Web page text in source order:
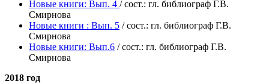
Новые книги: Вып. 4 / сост.: гл. библиограф Г.В.
Смирнова
Новые книги : Вып. 5 / сост.: гл. библиограф Г.В.
Смирнова
Новые книги: Вып.6 / сост.: гл. библиограф Г.В.
Смирнова
2018 год